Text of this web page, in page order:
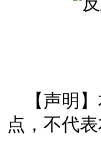
【声明
点，不代